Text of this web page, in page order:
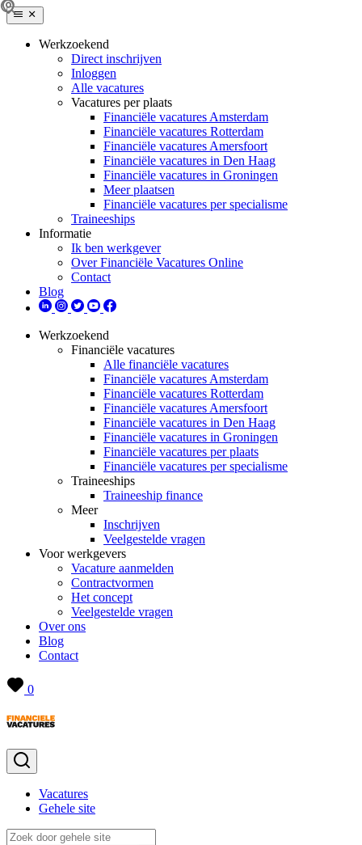
Werkzoekend
Direct inschrijven
Inloggen
Alle vacatures
Vacatures per plaats
Financiële vacatures Amsterdam
Financiële vacatures Rotterdam
Financiële vacatures Amersfoort
Financiële vacatures in Den Haag
Financiële vacatures in Groningen
Meer plaatsen
Financiële vacatures per specialisme
Traineeships
Informatie
Ik ben werkgever
Over Financiële Vacatures Online
Contact
Blog
Werkzoekend
Financiële vacatures
Alle financiële vacatures
Financiële vacatures Amsterdam
Financiële vacatures Rotterdam
Financiële vacatures Amersfoort
Financiële vacatures in Den Haag
Financiële vacatures in Groningen
Financiële vacatures per plaats
Financiële vacatures per specialisme
Traineeships
Traineeship finance
Meer
Inschrijven
Veelgestelde vragen
Voor werkgevers
Vacature aanmelden
Contractvormen
Het concept
Veelgestelde vragen
Over ons
Blog
Contact
0
Vacatures
Gehele site